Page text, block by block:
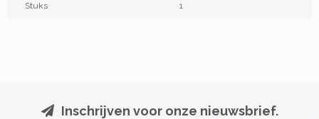
Stuks 1
Inschrijven voor onze nieuwsbrief.